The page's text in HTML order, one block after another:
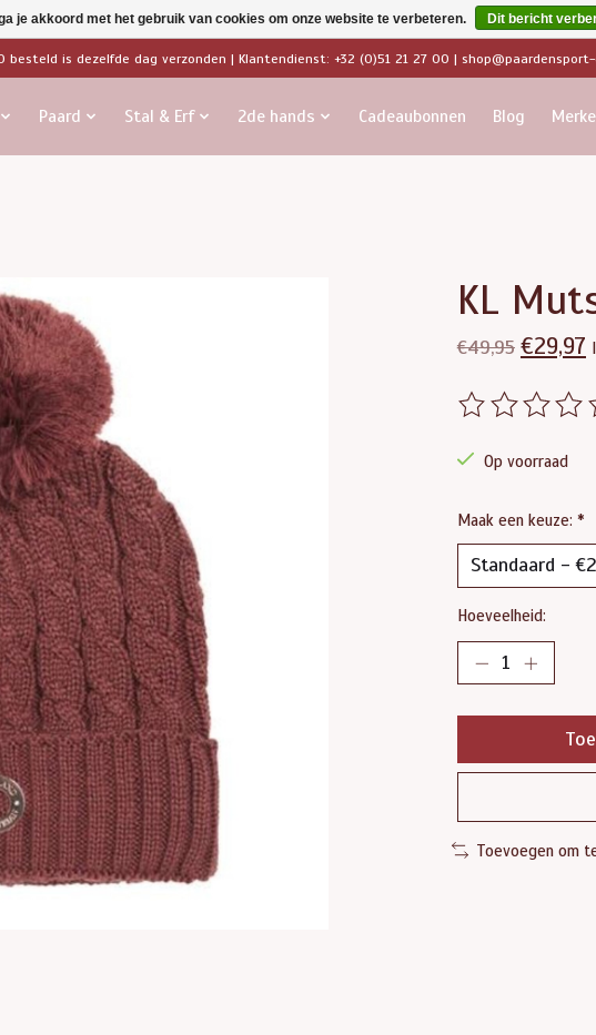
besteld is dezelfde dag verzonden | Klantendienst: +32 (0)51 21 27 00 |
Paard Stal & Erf 2de hands Cadeaubonnen Blog
KL
€49,95 €29,97
De beoordeling
Op voorraad
Maak een keuze: *
Hoeveelheid:
Toevoegen om
je akkoord met het gebruik van cookies om onze website te verbeteren. Dit bericht